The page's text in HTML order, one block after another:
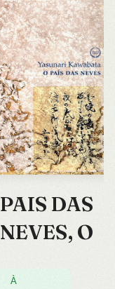
PAIS DAS
NEVES, O
À